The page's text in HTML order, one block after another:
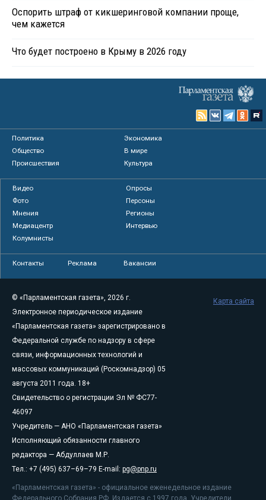
Оспорить штраф от кикшеринговой компании проще,
чем кажется
Что будет построено в Крыму в 2026 году
Политика
Экономика
Общество
В мире
Происшествия
Культура
Видео
Опросы
Фото
Персоны
Мнения
Регионы
Медиацентр
Интервью
Колумнисты
Контакты Реклама Вакансии
© «Парламентская газета», 2026 г.
Электронное периодическое издание
«Парламентская газета» зарегистрировано в
Федеральной службе по надзору в сфере
связи, информационных технологий и
массовых коммуникаций (Роскомнадзор) 05
августа 2011 года. 18+
Свидетельство о регистрации Эл № ФС77-
46097
Учредитель — АНО «Парламентская газета»
Исполняющий обязанности главного
редактора — Абдуллаев М.Р.
Тел.: +7 (495) 637–69–79 E-mail: pg@pnp.ru
«Парламентская газета» - официальное еженедельное издание
Федерального Собрания РФ. Издается с 1997 года. Учредители
Карта сайта